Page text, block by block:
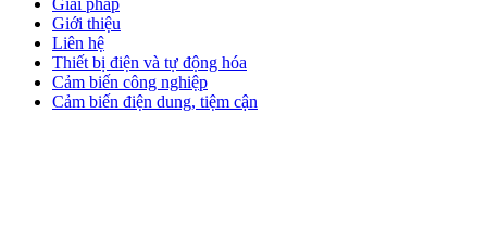
Giới thiệu
Liên hệ
Thiết bị điện và tự động hóa
Cảm biến công nghiệp
Cảm biến điện dung, tiệm cận